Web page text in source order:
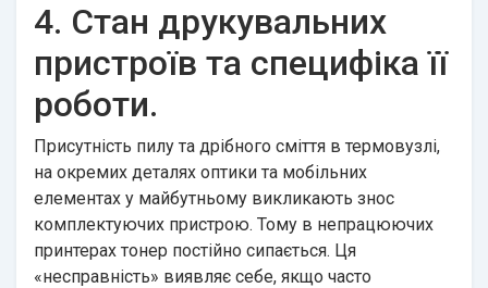
4. Стан друкувальних
пристроїв та специфіка її
роботи.
Присутність пилу та дрібного сміття в термовузлі,
на окремих деталях оптики та мобільних
елементах у майбутньому викликають знос
комплектуючих пристрою. Тому в непрацюючих
принтерах тонер постійно сипається. Ця
«несправність» виявляє себе, якщо часто